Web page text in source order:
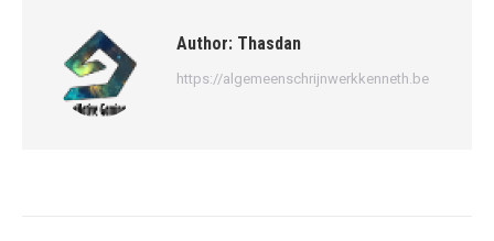
Author: Thasdan
https://algemeenschrijnwerkkenneth.be